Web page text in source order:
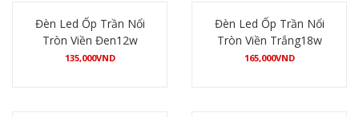
Đèn Led Ốp Trần Nổi
Tròn Viền Đen12w
135,000VND
Đèn Led Ốp Trần Nổi
Tròn Viền Trắng18w
165,000VND